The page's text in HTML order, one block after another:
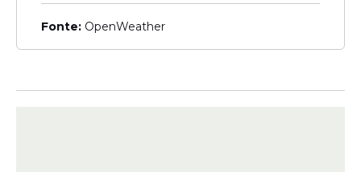
Fonte: OpenWeather